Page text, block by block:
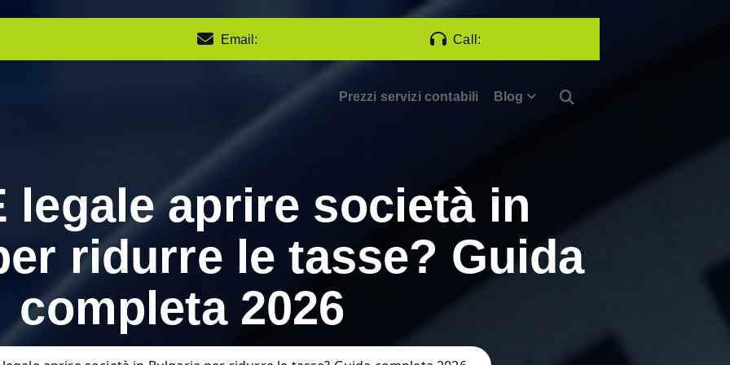
Email: Call:
Prezzi servizi contabili Blog
legale aprire società in
ridurre le tasse? Guida
completa 2026